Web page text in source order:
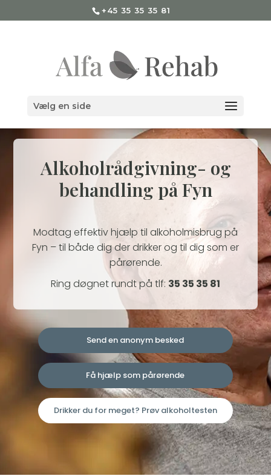
+45 35 35 35 81
Vælg en side
Alkoholrådgivning- og
behandling på Fyn
Modtag effektiv hjælp til alkoholmisbrug på
Fyn – til både dig der drikker og til dig som er
pårørende.
Ring døgnet rundt på tlf: 35 35 35 81
Send en anonym besked
Få hjælp som pårørende
Drikker du for meget? Prøv alkoholtesten